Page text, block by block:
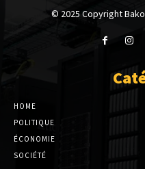
© 2025 Copyright
HOME
POLITIQUE
ÉCONOMIE
SOCIÉTÉ